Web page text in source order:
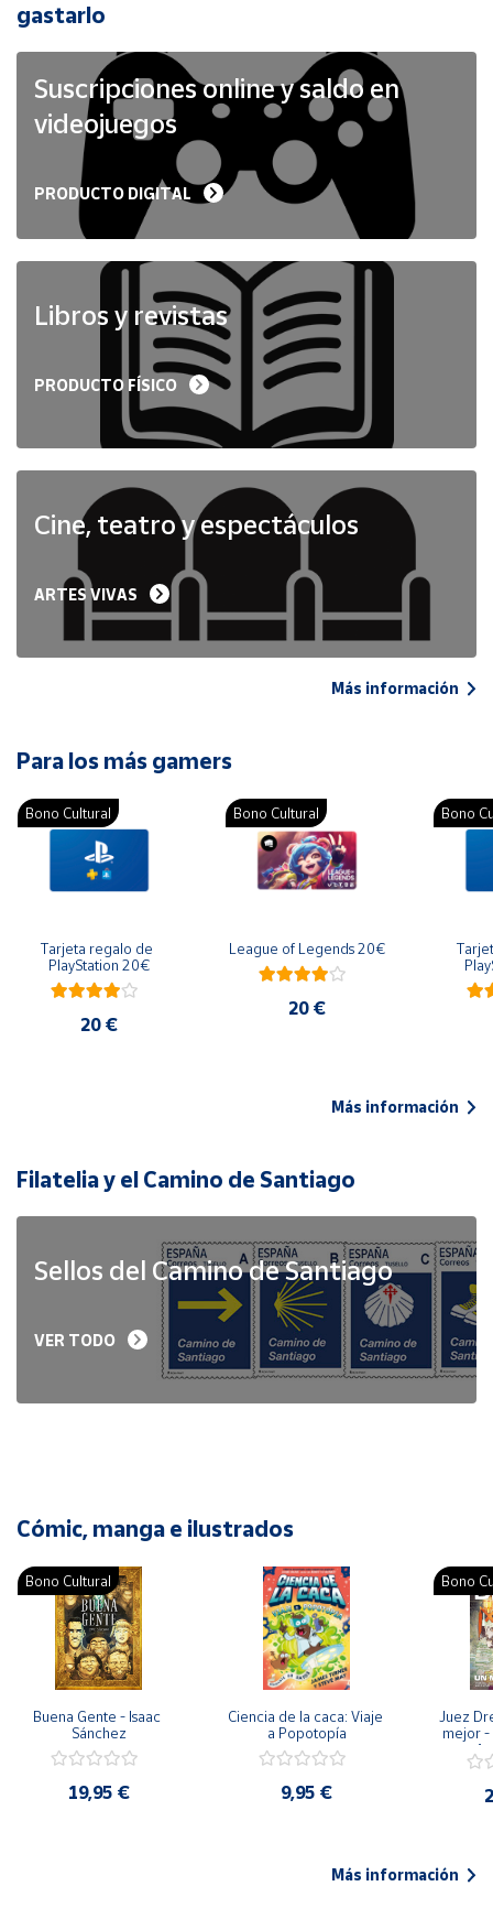
Ubicación
Península
Baleares
Melilla
gastarlo
Suscripciones online y saldo en
videojuegos
PRODUCTO DIGITAL
Libros y revistas
PRODUCTO FÍSICO
Cine, teatro y espectáculos
ARTES VIVAS
Más información
Para los más gamers
Bono Cultural
Tarjeta regalo de
PlayStation 20€
20 €
Bono Cultural
League of Legends 20€
20 €
Bono
Más información
Filatelia y el Camino de Santiago
Sellos del Camino de Santiago
VER TODO
Cómic, manga e ilustrados
Bono Cultural
Buena Gente - Isaac
Sánchez
19,95 €
Ciencia de la caca: Viaje
a Popotopía
9,95 €
Bono
Juez
mejor -
Más información